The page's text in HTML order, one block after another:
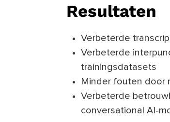
Resultaten
Verbeterde
Verbeterde
trainingsdatasets
Minder fouten door
Verbeterde
conversational AI-